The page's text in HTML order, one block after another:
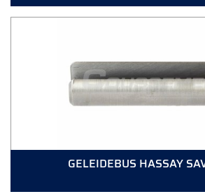
GELEIDEBUS HASSAY